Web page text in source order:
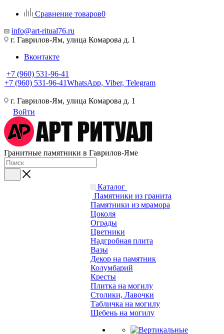
Сравнение товаров0
info@art-ritual76.ru
г. Гаврилов-Ям, улица Комарова д. 1
Вконтакте
+7 (960) 531-96-41
+7 (960) 531-96-41WhatsApp, Viber, Telegram
г. Гаврилов-Ям, улица Комарова д. 1
Войти
Гранитные памятники в Гаврилов-Яме
Каталог
Памятники из гранита
Памятники из мрамора
Цоколя
Ограды
Цветники
Надгробная плита
Вазы
Декор на памятник
Колумбарий
Кресты
Плитка на могилу
Столики, Лавочки
Табличка на могилу
Щебень на могилу